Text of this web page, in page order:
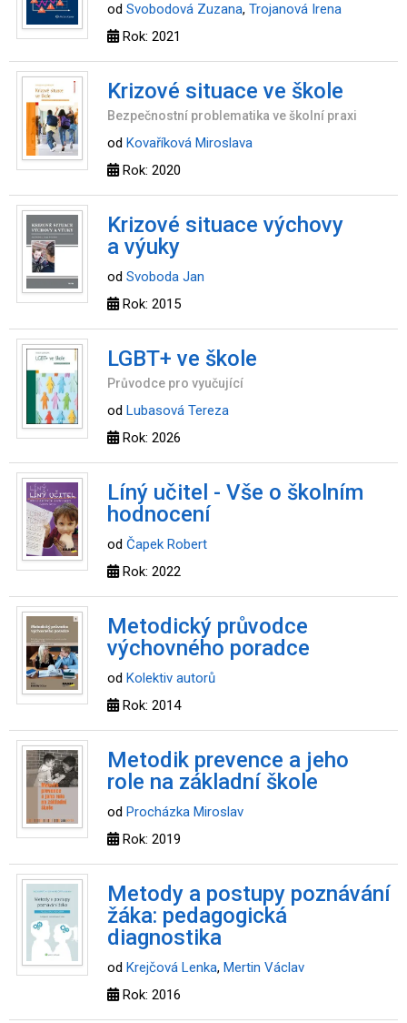
od Svobodová Zuzana, Trojanová Irena
Rok: 2021
Krizové situace ve škole
Bezpečnostní problematika ve školní praxi
od Kovaříková Miroslava
Rok: 2020
Krizové situace výchovy
a výuky
od Svoboda Jan
Rok: 2015
LGBT+ ve škole
Průvodce pro vyučující
od Lubasová Tereza
Rok: 2026
Líný učitel - Vše o školním
hodnocení
od Čapek Robert
Rok: 2022
Metodický průvodce
výchovného poradce
od Kolektiv autorů
Rok: 2014
Metodik prevence a jeho
role na základní škole
od Procházka Miroslav
Rok: 2019
Metody a postupy poznávání
žáka: pedagogická
diagnostika
od Krejčová Lenka, Mertin Václav
Rok: 2016